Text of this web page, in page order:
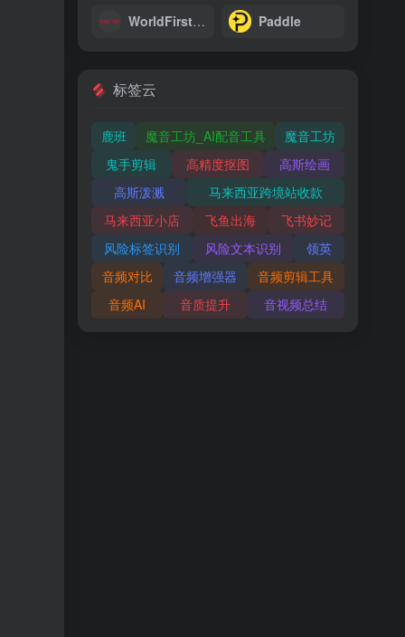
WorldFirst万里汇 Paddle
标签云
鹿班 魔音工坊_AI配音工具
魔音工坊
鬼手剪辑
高精度抠图
高斯绘画
高斯泼溅
马来西亚跨境站收款
马来西亚小店
飞鱼出海
飞书妙记
风险标签识别
风险文本识别
领英
音频对比
音频增强器
音频剪辑工具
音频AI
音质提升 音视频总结